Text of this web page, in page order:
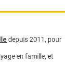
depuis 2011, pour
en famille, et